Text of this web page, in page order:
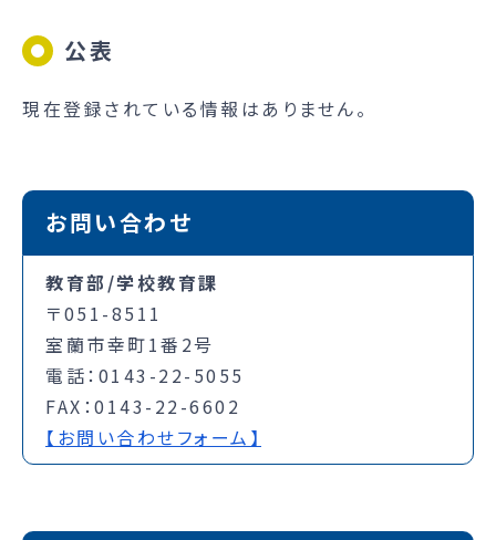
公表
現在登録されている情報はありません。
お問い合わせ
教育部/学校教育課
〒051-8511
室蘭市幸町1番2号
電話：0143-22-5055
FAX：0143-22-6602
【お問い合わせフォーム】